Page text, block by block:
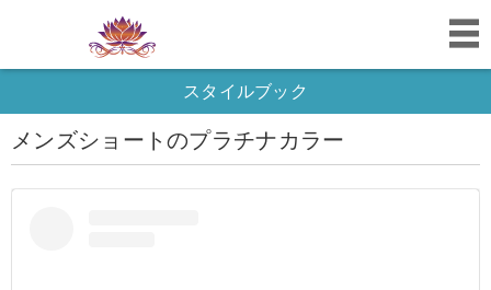
スタイルブック
メンズショートのプラチナカラー